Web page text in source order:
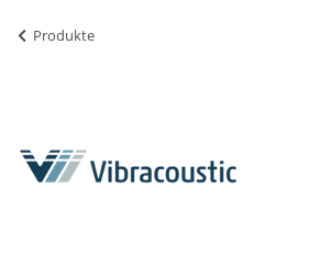
Produkte